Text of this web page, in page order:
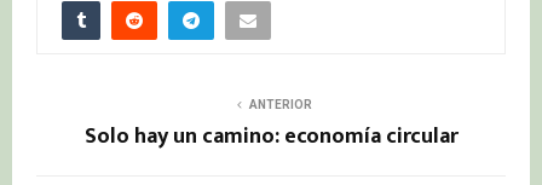
ANTERIOR
Solo hay un camino: economía circular